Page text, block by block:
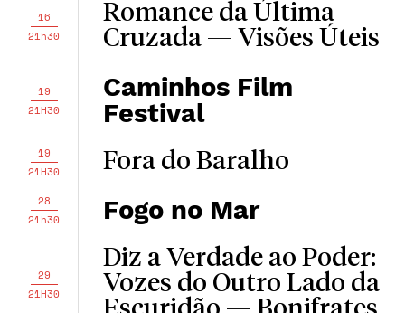
16
21h30
Romance da Última
Cruzada — Visões Úteis
19
21H30
Caminhos Film
Festival
19
21H30
Fora do Baralho
28
21h30
Fogo no Mar
29
21H30
Diz a Verdade ao Poder:
Vozes do Outro Lado da